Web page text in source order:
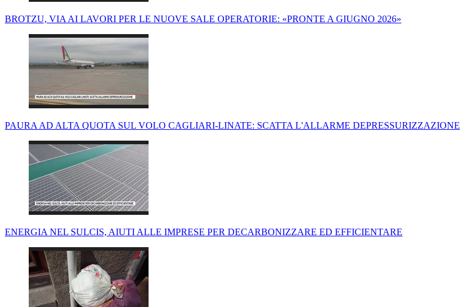
BROTZU, VIA AI LAVORI PER LE NUOVE SALE OPERATORIE: «PRONTE A GIUGNO 2026»
PAURA AD ALTA QUOTA SUL VOLO CAGLIARI-LINATE: SCATTA L'ALLARME DEPRESSURIZZAZIONE
ENERGIA NEL SULCIS, AIUTI ALLE IMPRESE PER DECARBONIZZARE ED EFFICIENTARE